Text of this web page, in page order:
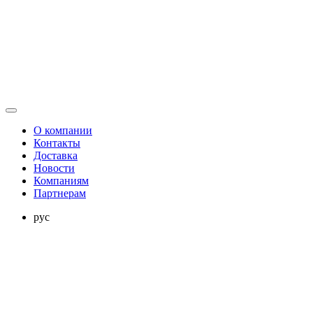
О компании
Контакты
Доставка
Новости
Компаниям
Партнерам
рус